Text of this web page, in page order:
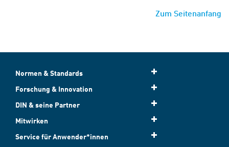
Zum Seitenanfang
Normen & Standards
Forschung & Innovation
DIN & seine Partner
Mitwirken
Service für Anwender*innen